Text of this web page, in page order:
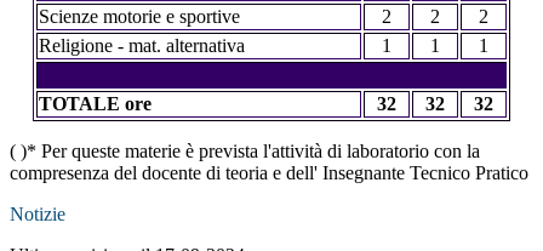
Scienze motorie e sportive
2 2
2
Religione - mat. alternativa
1 1 1
TOTALE ore 32 32 32
( )* Per queste materie è prevista l'attività di laboratorio con la
compresenza del docente di teoria e dell' Insegnante Tecnico Pratico
Notizie